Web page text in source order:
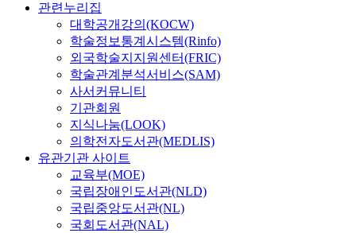
관련누리집
대학공개강의(KOCW)
학술정보통계시스템(Rinfo)
외국학술지지원센터(FRIC)
학술관계분석서비스(SAM)
사서커뮤니티
기관회원
지식나눔(LOOK)
의학전자도서관(MEDLIS)
유관기관 사이트
교육부(MOE)
국립장애인도서관(NLD)
국립중앙도서관(NL)
국회도서관(NAL)